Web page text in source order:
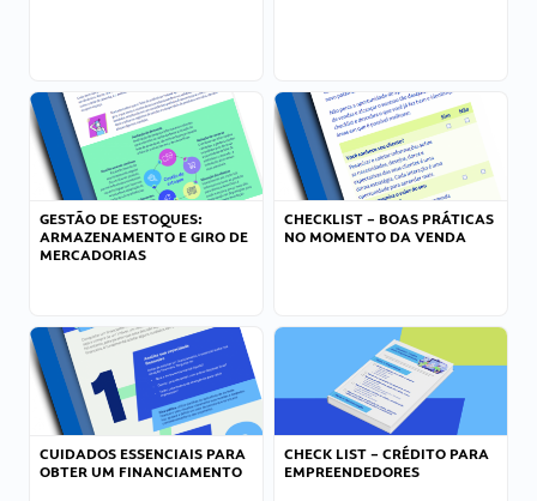
GESTÃO DE ESTOQUES:
ARMAZENAMENTO E GIRO DE
MERCADORIAS
CHECKLIST – BOAS PRÁTICAS
NO MOMENTO DA VENDA
CUIDADOS ESSENCIAIS PARA
OBTER UM FINANCIAMENTO
CHECK LIST – CRÉDITO PARA
EMPREENDEDORES